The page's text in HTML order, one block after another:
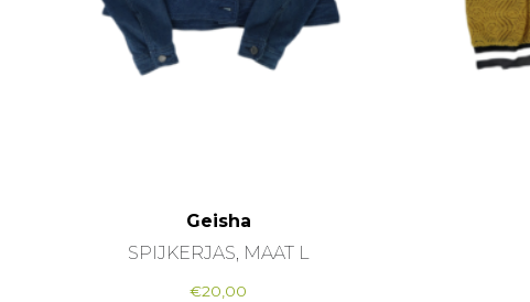
Geisha
SPIJKERJAS, MAAT L
€20,00